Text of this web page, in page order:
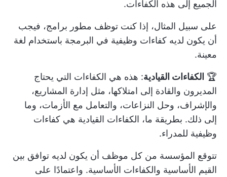
الجميع إلى هذه الكفاءات.
على سبيل المثال، إذا كنت توظف مطور برامج، فيجب
أن يكون لديه كفاءات وظيفية في البرمجة باستخدام لغة
معينة.
🏆 الكفاءات القيادية: هذه هي الكفاءات التي يحتاج
المديرون والقادة إلى امتلاكها، مثل إدارة المشاريع،
والإشراف، وحل النزاعات، والتعامل مع الأزمات، وما
إلى ذلك. بطريقة ما، الكفاءات القيادية هي كفاءات
وظيفية للمدراء.
تتوقع المؤسسة من كل موظف أن يكون لديه توافق بين
القيم الأساسية والكفاءات الأساسية. واعتمادًا على